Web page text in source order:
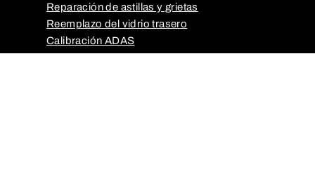
Reparación de astillas y grietas
Reemplazo del vidrio trasero
Calibración ADAS
Equipo comercial pesado